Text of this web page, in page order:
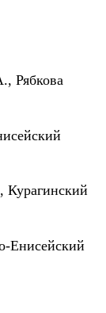
Рябкова
Енисейский